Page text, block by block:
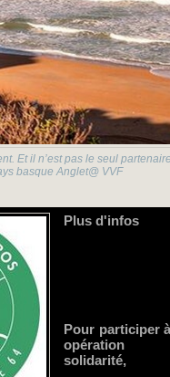
Et il n’est pas le seul
basque Anglet@ VVF
Plus d'infos
Pour participer
solidarité,